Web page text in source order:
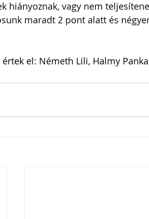
hiányoznak, vagy nem
maradt 2 pont alatt és
el: Németh Lili, Halmy